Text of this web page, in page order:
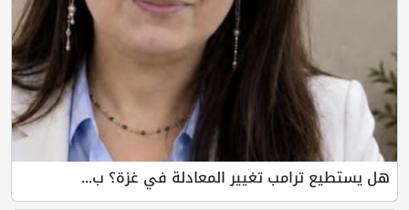
هل يستطيع ترامب تغيير المعادلة في غزة؟ ب...